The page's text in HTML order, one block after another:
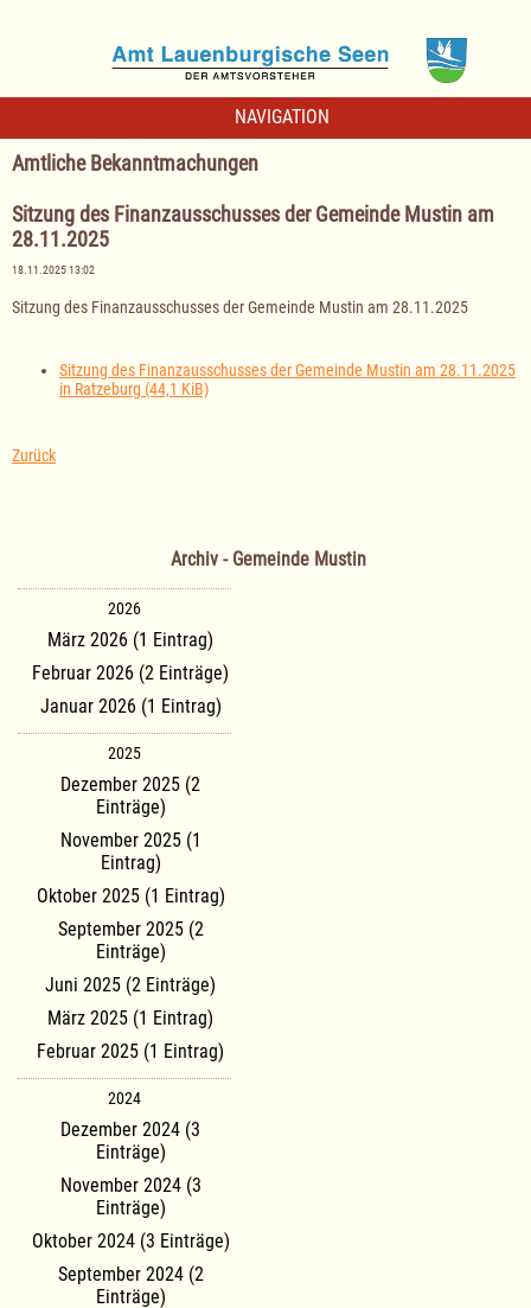
NAVIGATION
Amtliche Bekanntmachungen
Sitzung des Finanzausschusses der Gemeinde Mustin am
28.11.2025
18.11.2025 13:02
Sitzung des Finanzausschusses der Gemeinde Mustin am 28.11.2025
Sitzung des Finanzausschusses der Gemeinde Mustin am 28.11.2025
in Ratzeburg (44,1 KiB)
Zurück
Archiv - Gemeinde Mustin
2026
März 2026 (1 Eintrag)
Februar 2026 (2 Einträge)
Januar 2026 (1 Eintrag)
2025
Dezember 2025 (2
Einträge)
November 2025 (1
Eintrag)
Oktober 2025 (1 Eintrag)
September 2025 (2
Einträge)
Juni 2025 (2 Einträge)
März 2025 (1 Eintrag)
Februar 2025 (1 Eintrag)
2024
Dezember 2024 (3
Einträge)
November 2024 (3
Einträge)
Oktober 2024 (3 Einträge)
September 2024 (2
Einträge)